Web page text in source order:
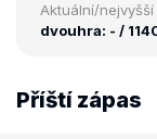
Aktuální/nejvyšší
dvouhra: - /
Příští zápas